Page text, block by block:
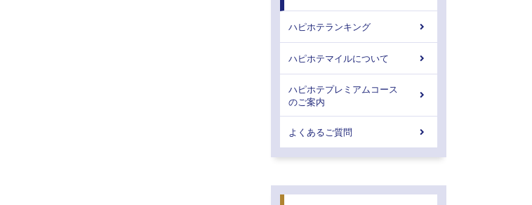
ハピホテランキング
ハピホテマイルについて
ハピホテプレミアムコース
のご案内
よくあるご質問